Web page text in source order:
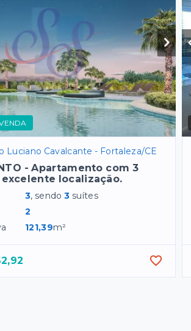
Luciano Cavalcante - Fortaleza/CE
- Apartamento com 3
localização.
3, sendo3 suítes
2
121,39m²